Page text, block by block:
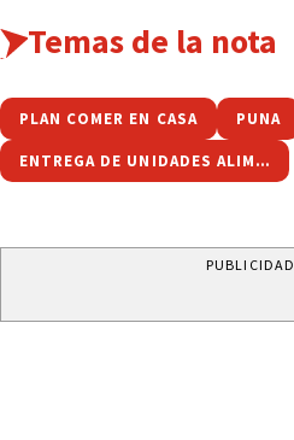
Temas de la nota
PLAN COMER EN CASA PUNA
ENTREGA DE UNIDADES ALIMENTARIAS
PUBLICIDAD